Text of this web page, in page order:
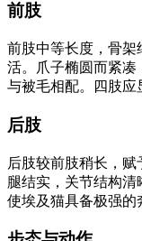
前肢
前肢中等长度，骨架
活。爪子椭圆而紧凑
与被毛相配。四肢应
后肢
后肢较前肢稍长，
腿结实，关节结构
使埃及猫具备极强的